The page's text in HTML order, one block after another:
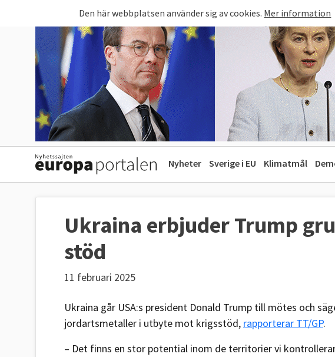
Den här webbplatsen använder sig av cookies. Mer information
Nyheter Sverige i EU Klimatmål
Ukraina erbjuder Trump
stöd
11 februari 2025
Ukraina går USA:s president Donald Trump till mötes och
jordartsmetaller i utbyte mot krigsstöd, rapporterar TT/GP.
– Det finns en stor potential inom de territorier vi